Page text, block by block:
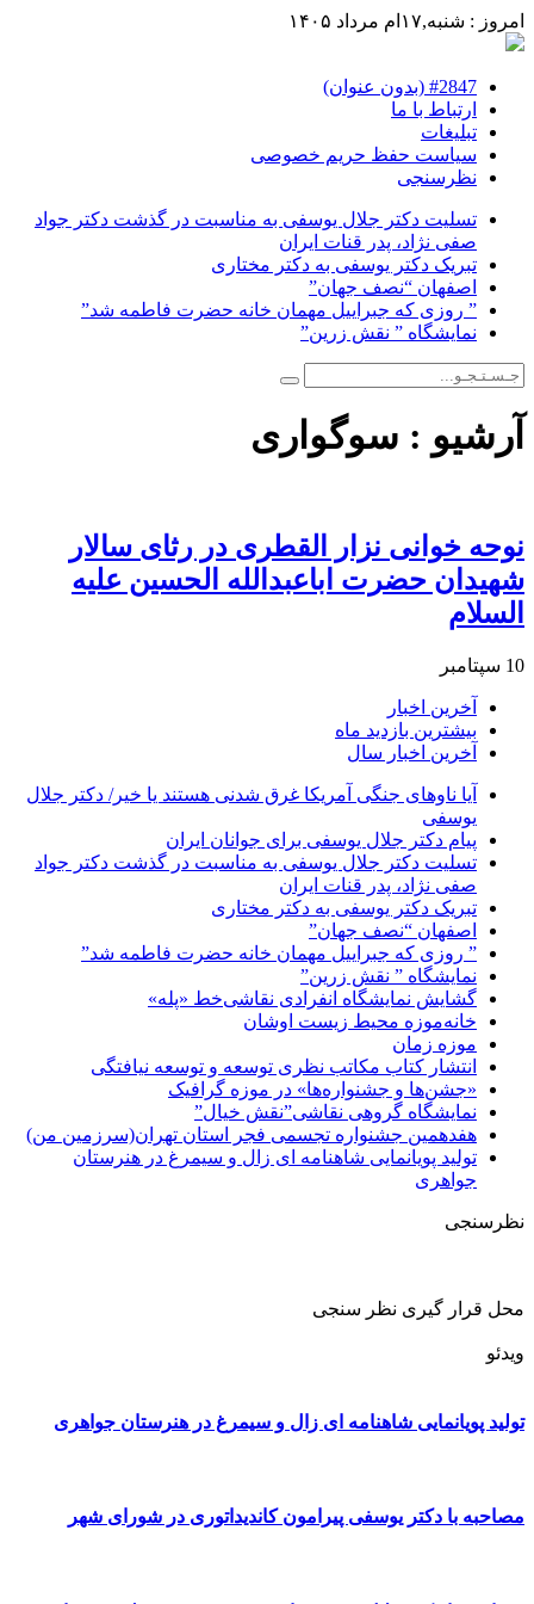
امروز : شنبه,۱۷ام مرداد ۱۴۰۵
#2847 (بدون عنوان)
ارتباط با ما
تبلیغات
سیاست حفظ حریم خصوصی
نظرسنجی
تسلیت دکتر جلال یوسفی به مناسبت در گذشت دکتر جواد
صفی نژاد، پدر قنات ایران
تبریک دکتر یوسفی به دکتر مختاری
اصفهان “نصف جهان”
” روزی که جبراییل مهمان خانه حضرت فاطمه شد”
نمایشگاه ” نقش زرین”
آرشیو : سوگواری
نوحه خوانی نزار القطری در رثای سالار
شهیدان حضرت اباعبدالله الحسین علیه
السلام
10 سپتامبر
آخرین اخبار
بیشترین بازدید ماه
آخرین اخبار سال
آیا ناوهای جنگی آمریکا غرق شدنی هستند یا خیر/ دکتر جلال
یوسفی
پیام دکتر جلال یوسفی برای جوانان ایران
تسلیت دکتر جلال یوسفی به مناسبت در گذشت دکتر جواد
صفی نژاد، پدر قنات ایران
تبریک دکتر یوسفی به دکتر مختاری
اصفهان “نصف جهان”
” روزی که جبراییل مهمان خانه حضرت فاطمه شد”
نمایشگاه ” نقش زرین”
گشایش نمایشگاه انفرادی نقاشی‌خط «پله»
خانه‌موزه محیط‌ زیست اوشان
موزه زمان
انتشار کتاب مکاتب نظری توسعه و توسعه نیافتگی
«جشن‌ها و جشنواره‌ها» در موزه گرافیک
نمایشگاه گروهی نقاشی”نقش خیال”
هفدهمین جشنواره تجسمی فجر استان تهران(سرزمین من)
تولید پویانمایی شاهنامه ای زال و سیمرغ در هنرستان
جواهری
نظرسنجی
محل قرار گیری نظر سنجی
ویدئو
تولید پویانمایی شاهنامه ای زال و سیمرغ در هنرستان جواهری
مصاحبه با دکتر یوسفی پیرامون کاندیداتوری در شورای شهر